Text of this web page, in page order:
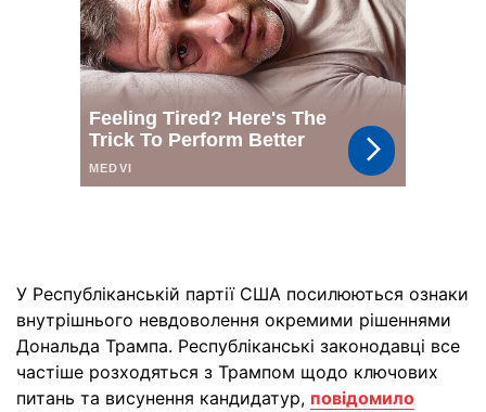
У Республіканській партії США посилюються ознаки
внутрішнього невдоволення окремими рішеннями
Дональда Трампа. Республіканські законодавці все
частіше розходяться з Трампом щодо ключових
питань та висунення кандидатур, повідомило